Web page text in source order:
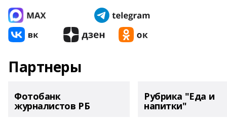
Партнеры
Фотобанк
журналистов РБ
Рубрика "Еда и
напитки"